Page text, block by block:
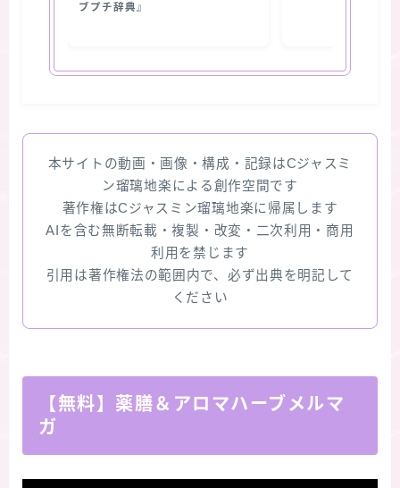
ブプチ辞典』
本サイトの動画・画像・構成・記録はCジャスミ
ン瑠璃地楽による創作空間です
著作権はCジャスミン瑠璃地楽に帰属します
AIを含む無断転載・複製・改変・二次利用・商用
利用を禁じます
引用は著作権法の範囲内で、必ず出典を明記して
ください
【無料】薬膳＆アロマハーブメルマ
ガ